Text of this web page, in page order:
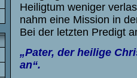
Heiligtum weniger
nahm eine Mission in
Bei der letzten Predigt
„Pater, der heilige
an“.